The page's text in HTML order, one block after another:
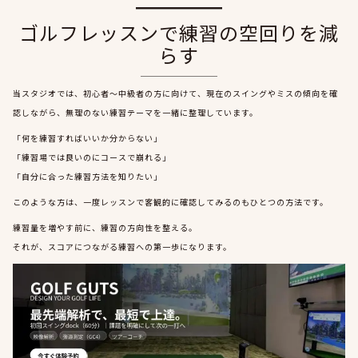
ゴルフレッスンで練習の空回りを減
らす
当スタジオでは、初心者〜中級者の方に向けて、現在のスイングやミスの傾向を確
認しながら、無理のない練習テーマを一緒に整理しています。
「何を練習すればいいか分からない」
「練習場では良いのにコースで崩れる」
「自分に合った練習方法を知りたい」
このような方は、一度レッスンで客観的に確認してみるのもひとつの方法です。
練習量を増やす前に、練習の方向性を整える。
それが、スコアにつながる練習への第一歩になります。